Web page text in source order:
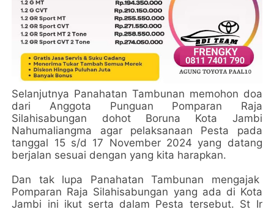
Selanjutnya Panahatan Tambunan memohon doa
dari Anggota Punguan Pomparan Raja
Silahisabungan dohot Boruna Kota Jambi
Nahumaliangma agar pelaksanaan Pesta pada
tanggal 15 s/d 17 November 2024 yang datang
berjalan sesuai dengan yang kita harapkan.
Dan tak lupa Panahatan Tambunan mengajak
Pomparan Raja Silahisabungan yang ada di Kota
Jambi ini ikut serta dalam Pesta tersebut. St Ir